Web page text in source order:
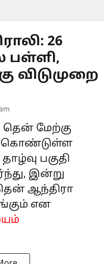
26
பள்ளி,
விடுமுறை
தென் மேற்கு
பகுதி
இன்று
ஆந்திரா
என